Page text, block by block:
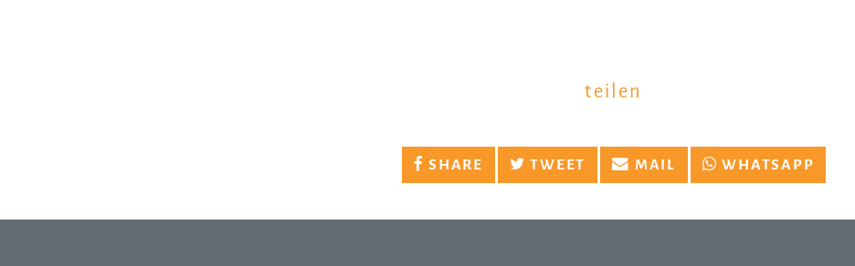
teilen
SHARE TWEET MAIL WHATSAPP